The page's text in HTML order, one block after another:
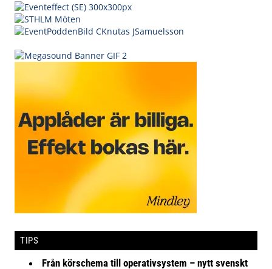
TIPS
Från körschema till operativsystem – nytt svenskt